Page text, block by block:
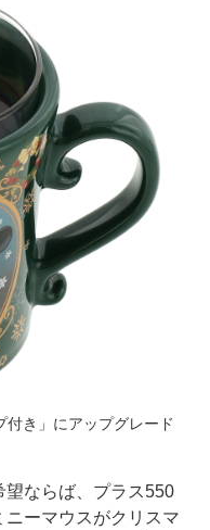
き」にアップグレード
望ならば、プラス550
ーマウスがクリスマ